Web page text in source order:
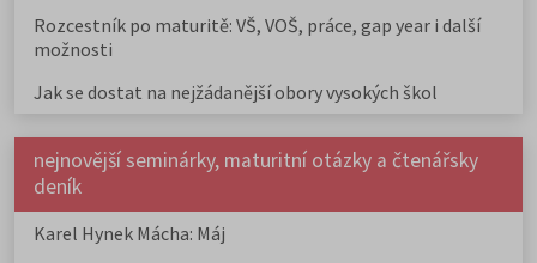
Rozcestník po maturitě: VŠ, VOŠ, práce, gap year i další
možnosti
Jak se dostat na nejžádanější obory vysokých škol
nejnovější seminárky, maturitní otázky a čtenářsky
deník
Karel Hynek Mácha: Máj